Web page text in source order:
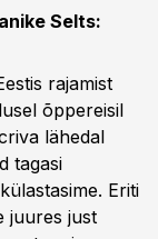
Selts:
rajamist
õppereisil
lähedal
tagasi
Eriti
juures just